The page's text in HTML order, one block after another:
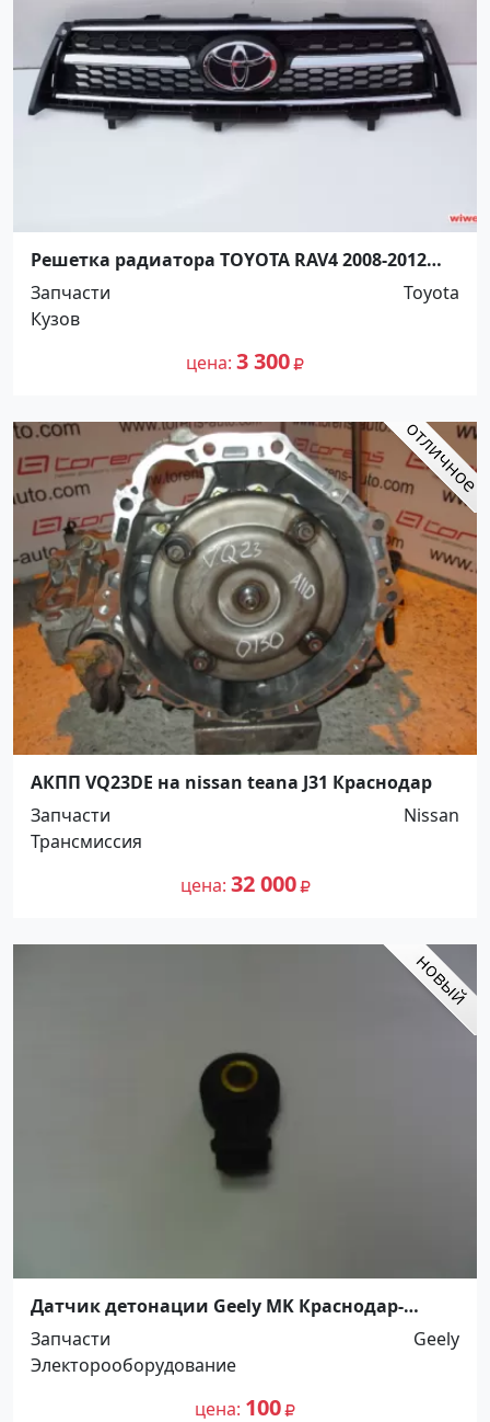
Решетка радиатора TOYOTA RAV4 2008-2012
Краснодар
Запчасти
Toyota
Кузов
цена 3 300
АКПП VQ23DE на nissan teana J31 Краснодар
Запчасти
Nissan
Трансмиссия
цена 32 000
Датчик детонации Geely MK Краснодар-
Динская
Запчасти
Geely
Электорооборудование
цена 100